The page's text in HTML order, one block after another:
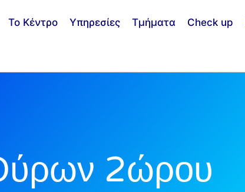
Το Κέντρο Υπηρεσίες Τμήματα Check up
Ούρων 2ώρου